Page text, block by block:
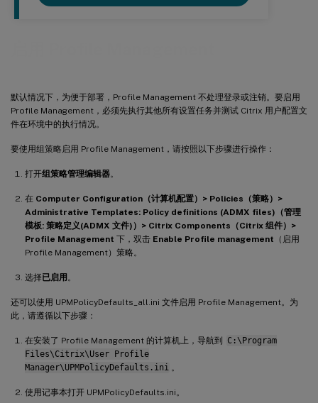
默认情况下，为便于部署，Profile Management 不处理登录或注销。要启用
Profile Management，必须先执行其他所有设置任务并测试 Citrix 用户配置文
件在环境中的执行情况。
要使用组策略启用 Profile Management，请按照以下步骤进行操作：
打开组策略管理编辑器。
在 Computer Configuration（计算机配置）> Policies（策略）>
Administrative Templates: Policy definitions (ADMX files)（管理
模板: 策略定义(ADMX 文件)）> Citrix Components（Citrix 组件）>
Profile Management 下，双击 Enable Profile management （启用
Profile Management）策略。
选择已启用 。
还可以使用 UPMPolicyDefaults_all.ini 文件启用 Profile Management。为
此，请遵循以下步骤：
在安装了 Profile Management 的计算机上，导航到 C:\Program
Files\Citrix\User Profile
Manager\UPMPolicyDefaults.ini 。
使用记事本打开 UPMPolicyDefaults.ini。